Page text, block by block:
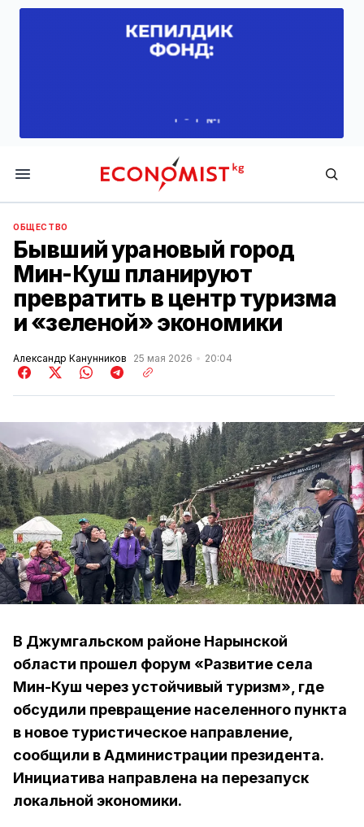
Economist.kg
ОБЩЕСТВО
Бывший урановый город
Мин-Куш планируют
превратить в центр туризма
и «зеленой» экономики
Александр Канунников 25 мая 2026 20:04
В Джумгальском районе Нарынской
области прошел форум «Развитие села
Мин-Куш через устойчивый туризм», где
обсудили превращение населенного пункта
в новое туристическое направление,
сообщили в Администрации президента.
Инициатива направлена на перезапуск
локальной экономики.